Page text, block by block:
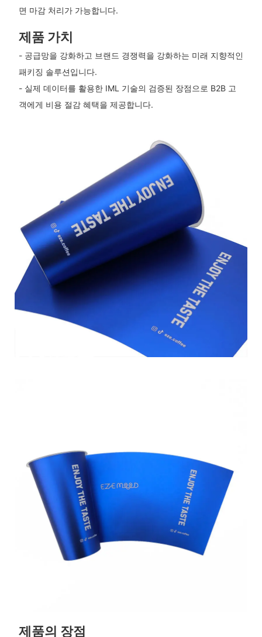
면 마감 처리가 가능합니다.
제품 가치
- 공급망을 강화하고 브랜드 경쟁력을 강화하는 미래 지향적인
패키징 솔루션입니다.
- 실제 데이터를 활용한 IML 기술의 검증된 장점으로 B2B 고
객에게 비용 절감 혜택을 제공합니다.
제품의 장점